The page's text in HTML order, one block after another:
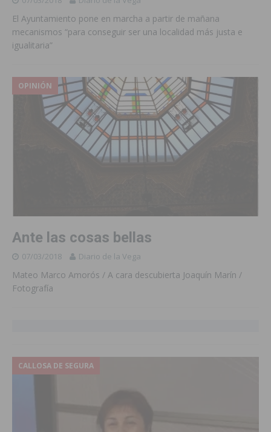
El Ayuntamiento pone en marcha a partir de mañana
mecanismos “para conseguir ser una localidad más justa e
igualitaria”
OPINIÓN
Ante las cosas bellas
07/03/2018 Diario de la Vega
Mateo Marco Amorós / A cara descubierta Joaquín Marín /
Fotografía
CALLOSA DE SEGURA